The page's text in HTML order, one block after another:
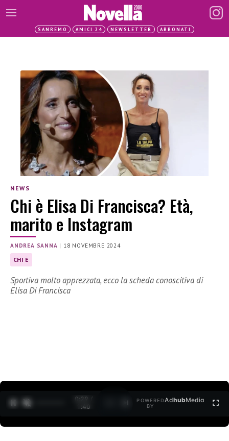
SANREMO AMICI 24 NEWSLETTER ABBONATI
NEWS
Chi è Elisa Di Francisca? Età,
marito e Instagram
ANDREA SANNA | 18 NOVEMBRE 2024
CHI È
Sportiva molto apprezzata, ecco la scheda conoscitiva di
Elisa Di Francisca
0:30 /
1:40
POWERED
BY
AdhubMedia